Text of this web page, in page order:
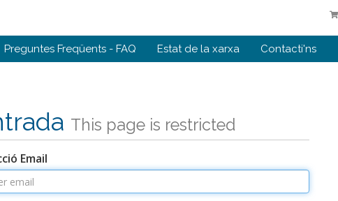
Preguntes Freqüents - FAQ Estat de la xarxa Contacti'ns
This page is restricted
Email